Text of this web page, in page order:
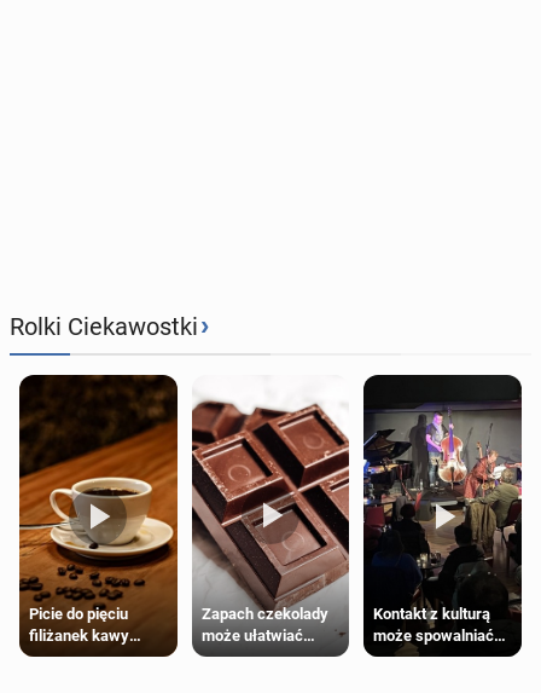
Rolki Ciekawostki›
Picie do pięciu
filiżanek kawy
dziennie jest
Zapach czekolady
może ułatwiać
trening siłowy
Kontakt z kulturą
może spowalniać
starzenie